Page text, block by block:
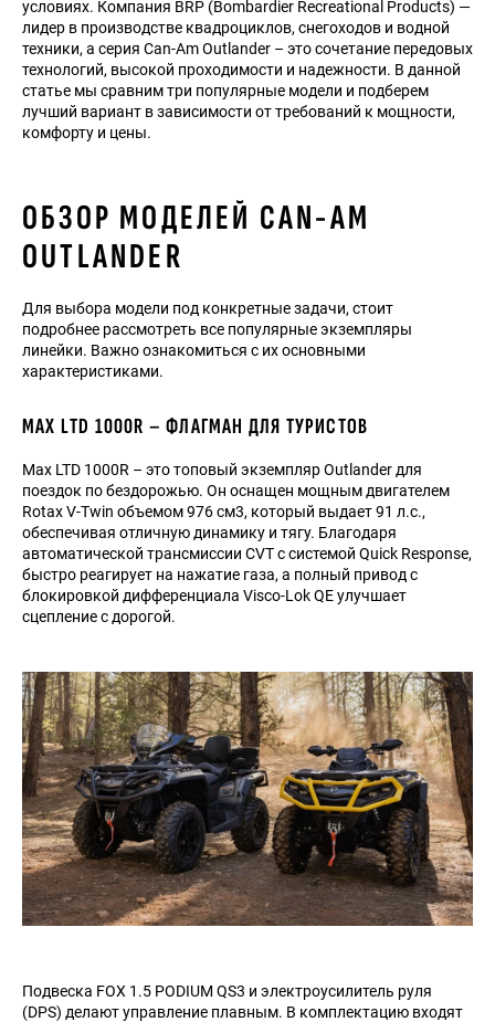
условиях. Компания BRP (Bombardier Recreational Products) —
лидер в производстве квадроциклов, снегоходов и водной
техники, а серия Can-Am Outlander – это сочетание передовых
технологий, высокой проходимости и надежности. В данной
статье мы сравним три популярные модели и подберем
лучший вариант в зависимости от требований к мощности,
комфорту и цены.
ОБЗОР МОДЕЛЕЙ CAN-AM
OUTLANDER
Для выбора модели под конкретные задачи, стоит
подробнее рассмотреть все популярные экземпляры
линейки. Важно ознакомиться с их основными
характеристиками.
MAX LTD 1000R – ФЛАГМАН ДЛЯ ТУРИСТОВ
Max LTD 1000R – это топовый экземпляр Outlander для
поездок по бездорожью. Он оснащен мощным двигателем
Rotax V-Twin объемом 976 см3, который выдает 91 л.с.,
обеспечивая отличную динамику и тягу. Благодаря
автоматической трансмиссии CVT с системой Quick Response,
быстро реагирует на нажатие газа, а полный привод с
блокировкой дифференциала Visco-Lok QE улучшает
сцепление с дорогой.
Подвеска FOX 1.5 PODIUM QS3 и электроусилитель руля
(DPS) делают управление плавным. В комплектацию входят